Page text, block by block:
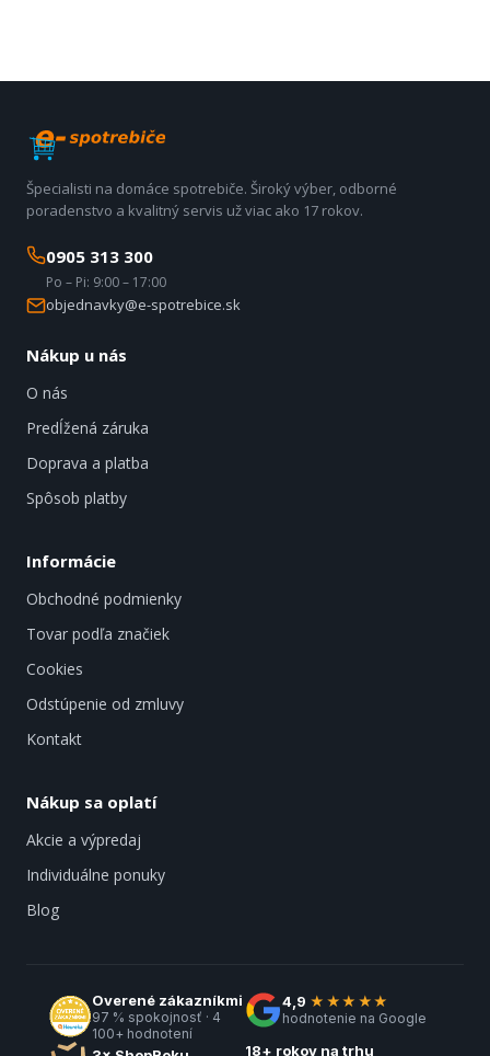
Špecialisti na domáce spotrebiče. Široký výber, odborné
poradenstvo a kvalitný servis už viac ako 17 rokov.
0905 313 300
Po – Pi: 9:00 – 17:00
objednavky@e-spotrebice.sk
Nákup u nás
O nás
Predĺžená záruka
Doprava a platba
Spôsob platby
Informácie
Obchodné podmienky
Tovar podľa značiek
Cookies
Odstúpenie od zmluvy
Kontakt
Nákup sa oplatí
Akcie a výpredaj
Individuálne ponuky
Blog
Overené zákazníkmi
97 % spokojnosť · 4
100+ hodnotení
4,9 ★★★★★
hodnotenie na Google
18+ rokov na trhu